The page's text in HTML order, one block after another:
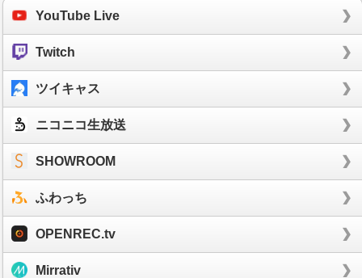
YouTube Live
Twitch
ツイキャス
ニコニコ生放送
SHOWROOM
ふわっち
OPENREC.tv
Mirrativ